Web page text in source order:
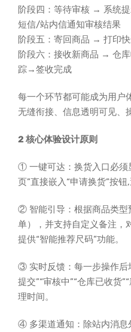
阶段四：等待审核 → 系统
短信/站内信通知审核结果
阶段五：寄回商品 → 打印
阶段六：接收新商品 → 仓
踪→签收完成
每一个环节都可能成为用户
无缝衔接、信息透明可见、
2 核心体验设计原则
① 一键可达：换货入口必须
页”直接嵌入“申请换货”按钮
② 智能引导：根据商品类型
单），并支持自定义备注，
提供“智能推荐尺码”功能。
③ 实时反馈：每一步操作后
提交”“审核中”“仓库已收货
理时间。
④ 多渠道通知：除站内消息